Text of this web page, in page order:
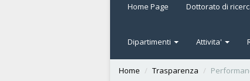
Home Page Dottorato di
Dipartimenti Attivita'
Home Trasparenza